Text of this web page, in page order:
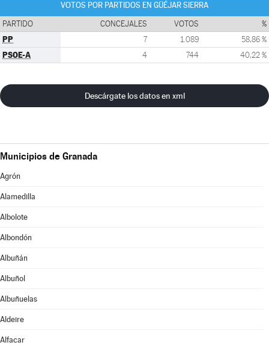
VOTOS POR PARTIDOS EN GÜÉJAR SIERRA
PARTIDO CONCEJALES VOTOS %
PP 7 1.089 58,86 %
PSOE-A 4 744 40,22 %
Descárgate los datos en xml
Municipios de Granada
Agrón
Alamedilla
Albolote
Albondón
Albuñán
Albuñol
Albuñuelas
Aldeire
Alfacar